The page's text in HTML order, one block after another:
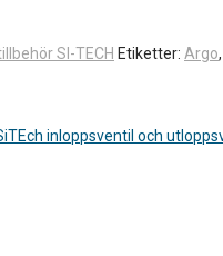
SI-TECH Etiketter: Argo,